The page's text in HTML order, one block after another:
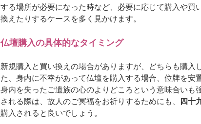
する場所が必要になった時など、必要に応じて購入や買
換えたりするケースを多く見かけます。
仏壇購入の具体的なタイミング
新規購入と買い換えの場合がありますが、どちらも購入
た、身内に不幸があって仏壇を購入する場合、位牌を安
身内を失ったご遺族の心のよりどころという意味合いも
される際は、故人のご冥福をお祈りするためにも、
四十
購入されると良いでしょう。